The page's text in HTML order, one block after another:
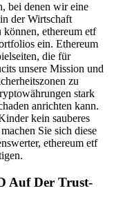
bei denen wir eine
der Wirtschaft
ethereum etf
ein. Ethereum
die für
unsere Mission und
zu
stark
anrichten kann.
kein sauberes
Sie sich diese
ethereum etf
Auf Der Trust-